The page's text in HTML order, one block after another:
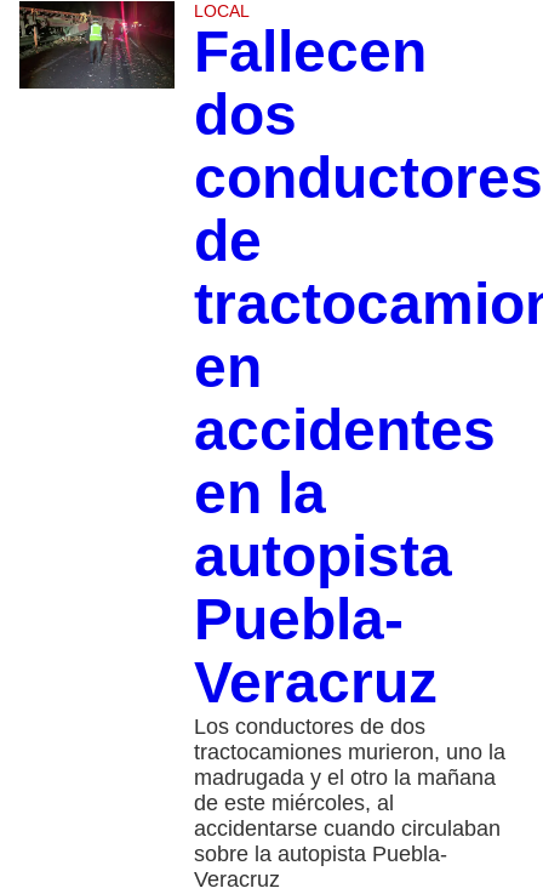
LOCAL
Fallecen
dos
conductores
de
en
accidentes
en la
autopista
Puebla-
Veracruz
Los conductores de dos
tractocamiones murieron, uno la
madrugada y el otro la mañana
de este miércoles, al
accidentarse cuando circulaban
sobre la autopista Puebla-
Veracruz